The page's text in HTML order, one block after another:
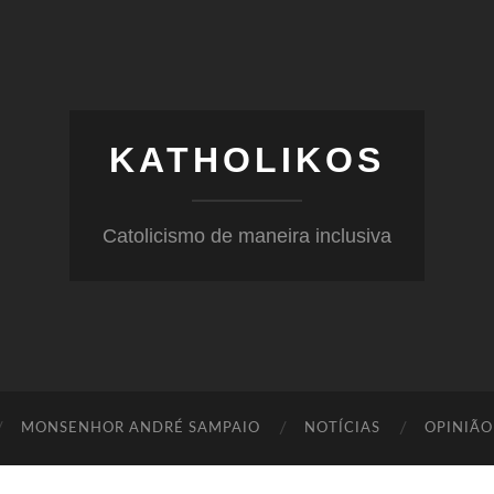
KATHOLIKOS
Catolicismo de maneira inclusiva
MONSENHOR ANDRÉ SAMPAIO NOTÍCIAS OPINIÃO